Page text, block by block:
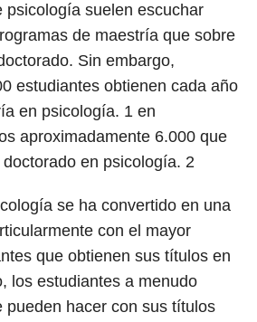
psicología suelen escuchar
de maestría que sobre
Sin embargo,
estudiantes obtienen cada año
en psicología. 1 en
aproximadamente 6.000 que
en psicología. 2
se ha convertido en una
con el mayor
que obtienen sus títulos en
los estudiantes a menudo
pueden hacer con sus títulos